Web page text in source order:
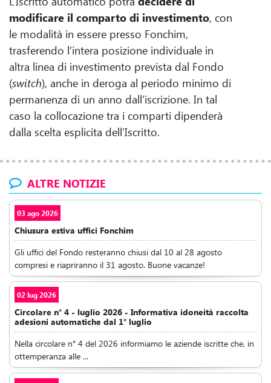
modificare il comparto di investimento, con
le modalità in essere presso Fonchim,
trasferendo l’intera posizione individuale in
altra linea di investimento prevista dal Fondo
(switch), anche in deroga al periodo minimo di
permanenza di un anno dall’iscrizione. In tal
caso la collocazione tra i comparti dipenderà
dalla scelta esplicita dell’Iscritto.
ALTRE NOTIZIE
03 ago 2026
Chiusura estiva uffici Fonchim
Gli uffici del Fondo resteranno chiusi dal 10 al 28 agosto
compresi e riapriranno il 31 agosto. Buone vacanze!
02 lug 2026
Circolare n° 4 - luglio 2026 - Informativa idoneità raccolta
adesioni automatiche dal 1° luglio
Nella circolare n° 4 del 2026 informiamo le aziende iscritte che, in
ottemperanza alle ...